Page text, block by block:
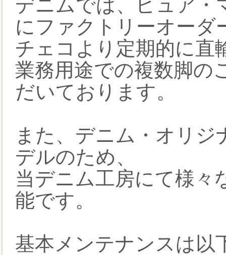
デニムでは、ピュア・
にファクトリーオーダ
チェコより定期的に直
業務用途での複数脚の
だいております。
また、デニム・オリジ
デルのため、
当デニム工房にて様々
能です。
基本メンテナンスは以